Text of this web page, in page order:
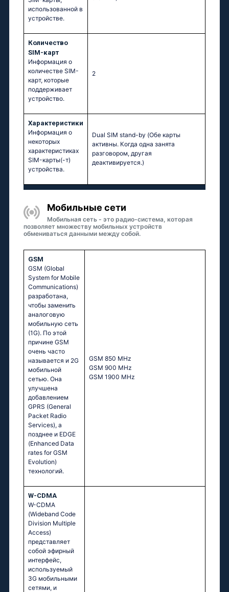
использованной в
устройстве.
Количество
SIM-карт
Информация о
количестве SIM-
карт, которые
поддерживает
устройство.
2
Характеристики
Информация о
некоторых
характеристиках
SIM-карты(-т)
устройства.
Dual SIM stand-by (Обе карты
активны. Когда одна занята
разговором, другая
деактивируется.)
Мобильные сети
Мобильная сеть - это радио-система, которая
позволяет множеству мобильных устройств
обмениваться данными между собой.
GSM
GSM (Global
System for Mobile
Communications)
разработана,
чтобы заменить
аналоговую
мобильную сеть
(1G). По этой
причине GSM
очень часто
называется и 2G
мобильной
сетью. Она
улучшена
добавлением
GPRS (General
Packet Radio
Services), а
позднее и EDGE
(Enhanced Data
rates for GSM
Evolution)
технологий.
GSМ 850 МНz
GSМ 900 МНz
GSМ 1900 МНz
W-CDMA
W-CDMA
(Wideband Code
Division Multiple
Access)
представляет
собой эфирный
интерфейс,
используемый
3G мобильными
сетями, и